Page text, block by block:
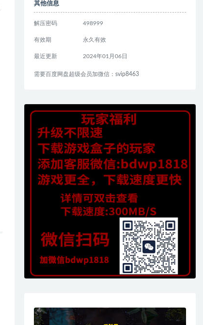
其他信息
解压密码 498999
有效期 永久有效
最近更新 2024年01月06日
需要百度网盘超级会员加微信：svip8463